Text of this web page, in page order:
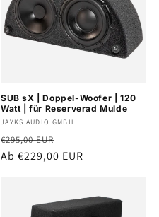
SUB sX | Doppel-Woofer | 120
Watt | für Reserverad Mulde
Anbieter:
JAYKS AUDIO GMBH
Normaler
Preis
€295,00 EUR
Ab €229,00 EUR